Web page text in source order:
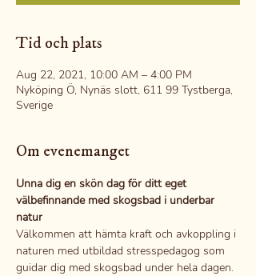
Tid och plats
Aug 22, 2021, 10:00 AM – 4:00 PM
Nyköping Ö, Nynäs slott, 611 99 Tystberga,
Sverige
Om evenemanget
Unna dig en skön dag för ditt eget
välbefinnande med skogsbad i underbar
natur
Välkommen att hämta kraft och avkoppling i
naturen med utbildad stresspedagog som
guidar dig med skogsbad under hela dagen.